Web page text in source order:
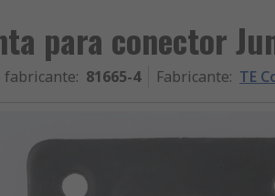
para conector
fabricante: 81665-4 Fabricante: TE